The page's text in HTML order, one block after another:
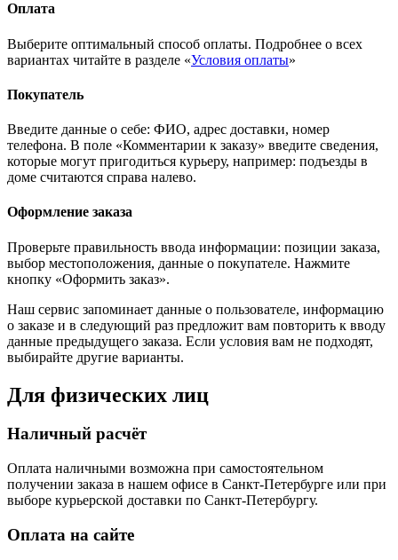
Оплата
Выберите оптимальный способ оплаты. Подробнее о всех
вариантах читайте в разделе «Условия оплаты»
Покупатель
Введите данные о себе: ФИО, адрес доставки, номер
телефона. В поле «Комментарии к заказу» введите сведения,
которые могут пригодиться курьеру, например: подъезды в
доме считаются справа налево.
Оформление заказа
Проверьте правильность ввода информации: позиции заказа,
выбор местоположения, данные о покупателе. Нажмите
кнопку «Оформить заказ».
Наш сервис запоминает данные о пользователе, информацию
о заказе и в следующий раз предложит вам повторить к вводу
данные предыдущего заказа. Если условия вам не подходят,
выбирайте другие варианты.
Для физических лиц
Наличный расчёт
Оплата наличными возможна при самостоятельном
получении заказа в нашем офисе в Санкт-Петербурге или при
выборе курьерской доставки по Санкт-Петербургу.
Оплата на сайте